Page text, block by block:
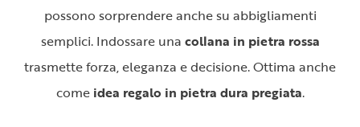
possono sorprendere anche su abbigliamenti
semplici. Indossare una collana in pietra rossa
trasmette forza, eleganza e decisione. Ottima anche
come idea regalo in pietra dura pregiata.